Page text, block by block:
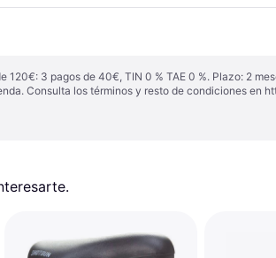
3 pagos de 40€, TIN 0 % TAE 0 %. Plazo: 2
Consulta los términos y resto de condiciones en